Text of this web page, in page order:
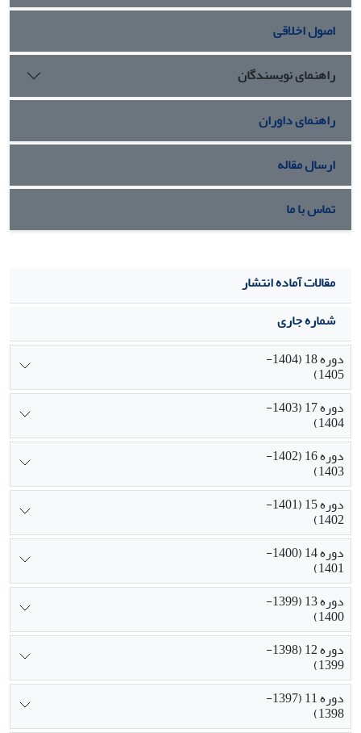
اصول اخلاقی
راهنمای نویسندگان
راهنمای داوران
ارسال مقاله
تماس با ما
مقالات آماده انتشار
شماره جاری
دوره 18 (1404-
1405)
دوره 17 (1403-
1404)
دوره 16 (1402-
1403)
دوره 15 (1401-
1402)
دوره 14 (1400-
1401)
دوره 13 (1399-
1400)
دوره 12 (1398-
1399)
دوره 11 (1397-
1398)